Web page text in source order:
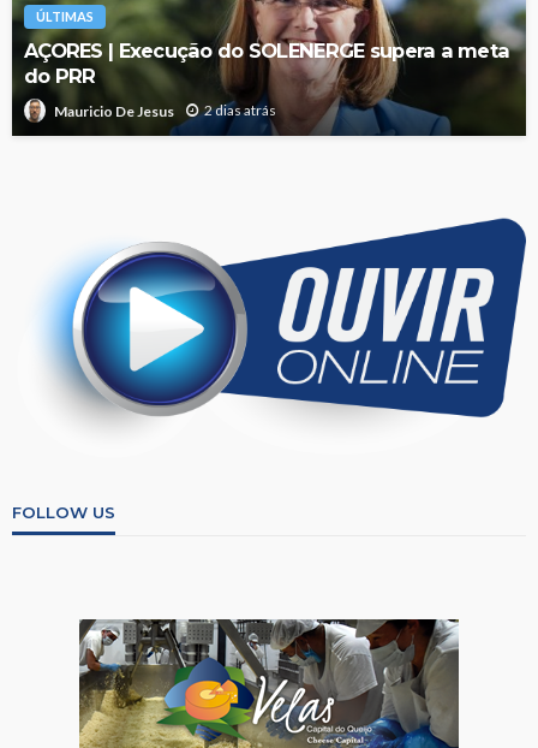
ÚLTIMAS
AÇORES | Execução do SOLENERGE supera a meta
do PRR
Mauricio De Jesus 2 dias atrás
FOLLOW US